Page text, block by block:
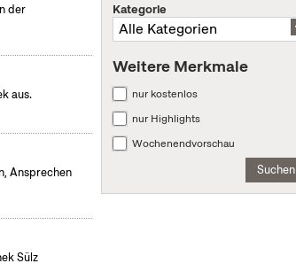
der
aus.
Ansprechen
Sülz
Kategorie
Weitere Merkmale
nur kostenlos
nur Highlights
Wochenendvorschau
Suchen